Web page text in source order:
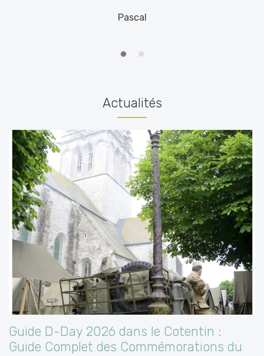
Pascal
Actualités
Guide D-Day 2026 dans le Cotentin :
Guide Complet des Commémorations du